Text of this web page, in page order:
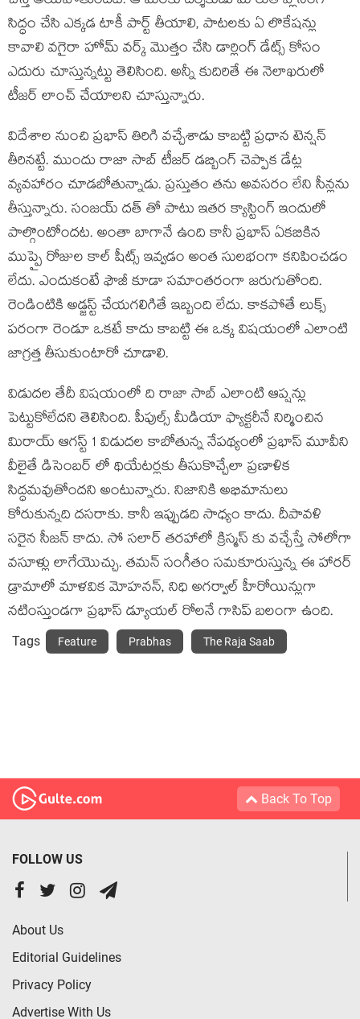
సిద్ధం చేసి ఎక్కడ టాకీ పార్ట్ తీయాలి, పాటలకు ఏ లొకేషన్లు
కావాలి వగైరా హోమ్ వర్క్ మొత్తం చేసి డార్లింగ్ డేట్స్ కోసం
ఎదురు చూస్తున్నట్టు తెలిసింది. అన్నీ కుదిరితే ఈ నెలాఖరులో
టీజర్ లాంచ్ చేయాలని చూస్తున్నారు.
విదేశాల నుంచి ప్రభాస్ తిరిగి వచ్చేశాడు కాబట్టి ప్రధాన టెన్షన్
తీరినట్టే. ముందు రాజా సాబ్ టీజర్ డబ్బింగ్ చెప్పాక డేట్ల
వ్యవహారం చూడబోతున్నాడు. ప్రస్తుతం తను అవసరం లేని సీన్లను
తీస్తున్నారు. సంజయ్ దత్ తో పాటు ఇతర క్యాస్టింగ్ ఇందులో
పాల్గొంటోందట. అంతా బాగానే ఉంది కానీ ప్రభాస్ ఏకబికిన
ముప్పై రోజుల కాల్ షీట్స్ ఇవ్వడం అంత సులభంగా కనిపించడం
లేదు. ఎందుకంటే ఫౌజీ కూడా సమాంతరంగా జరుగుతోంది.
రెండింటికి అడ్జస్ట్ చేయగలిగితే ఇబ్బంది లేదు. కాకపోతే లుక్స్
పరంగా రెండూ ఒకటే కాదు కాబట్టి ఈ ఒక్క విషయంలో ఎలాంటి
జాగ్రత్త తీసుకుంటారో చూడాలి.
విడుదల తేదీ విషయంలో ది రాజా సాబ్ ఎలాంటి ఆప్షన్లు
పెట్టుకోలేదని తెలిసింది. పీపుల్స్ మీడియా ఫ్యాక్టరీనే నిర్మించిన
మిరాయ్ ఆగస్ట్ 1 విడుదల కాబోతున్న నేపథ్యంలో ప్రభాస్ మూవీని
వీలైతే డిసెంబర్ లో థియేటర్లకు తీసుకొచ్చేలా ప్రణాళిక
సిద్ధమవుతోందని అంటున్నారు. నిజానికి అభిమానులు
కోరుకున్నది దసరాకు. కానీ ఇప్పుడది సాధ్యం కాదు. దీపావళి
సరైన సీజన్ కాదు. సో సలార్ తరహాలో క్రిస్మస్ కు వచ్చేస్తే సోలోగా
వసూళ్లు లాగేయొచ్చు. తమన్ సంగీతం సమకూరుస్తున్న ఈ హారర్
డ్రామాలో మాళవిక మోహనన్, నిధి అగర్వాల్ హీరోయిన్లుగా
నటింస్తుండగా ప్రభాస్ డ్యూయల్ రోలనే గాసిప్ బలంగా ఉంది.
Tags Feature Prabhas The Raja Saab
Back To Top
FOLLOW US
About Us
Editorial Guidelines
Privacy Policy
Advertise With Us